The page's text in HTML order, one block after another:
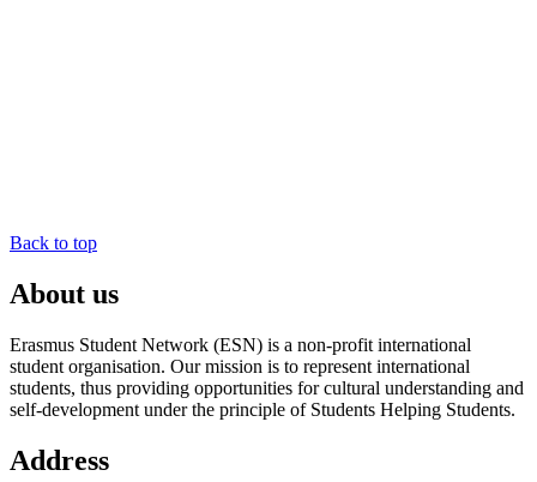
Back to top
About us
Erasmus Student Network (ESN) is a non-profit international
student organisation. Our mission is to represent international
students, thus providing opportunities for cultural understanding and
self-development under the principle of Students Helping Students.
Address